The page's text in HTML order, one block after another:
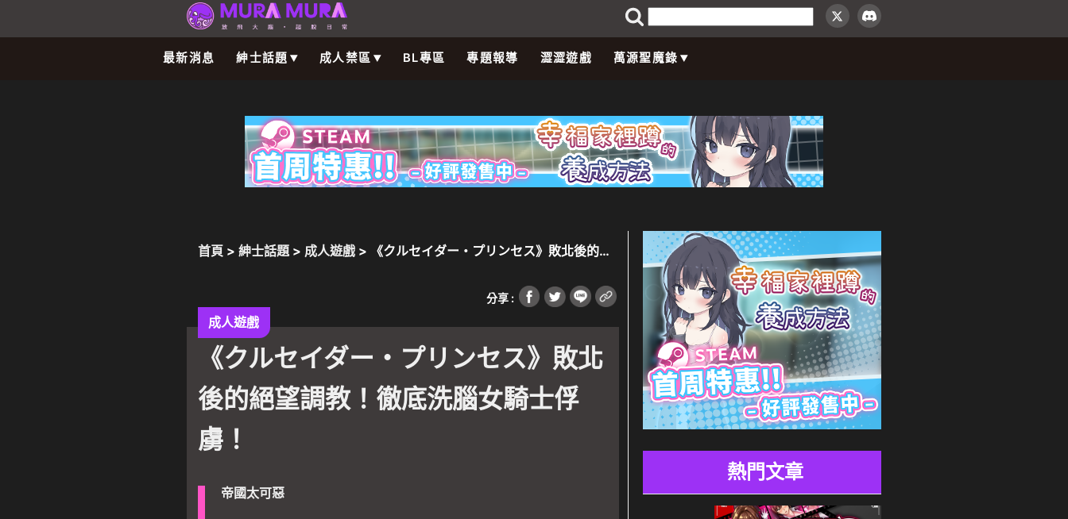
最新消息 紳士話題 成人禁區 BL專區 專題報導 澀澀遊戲 萬源聖魔錄
首頁 > 紳士話題> 成人遊戲> 《クルセイダー・プリンセス》敗北後的絕
分享 :
成人遊戲
《クルセイダー・プリンセス》敗北
後的絕望調教！徹底洗腦女騎士俘
虜！
帝國太可惡
熱門文章